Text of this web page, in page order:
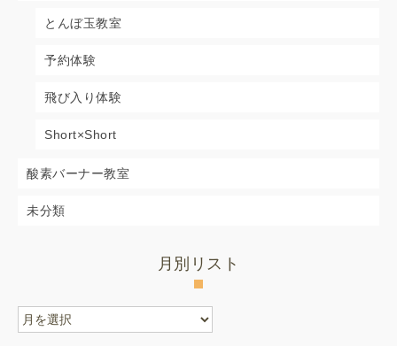
とんぼ玉教室
予約体験
飛び入り体験
Short×Short
酸素バーナー教室
未分類
月別リスト
月
別